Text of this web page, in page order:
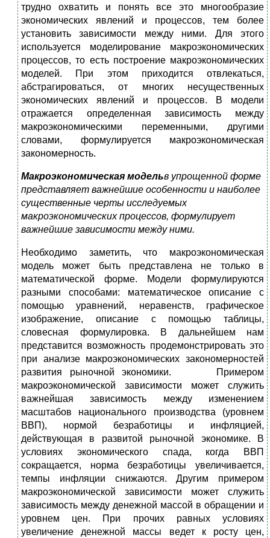
трудно охватить и понять все это многообразие
экономических явлений и процессов, тем более
установить зависимости между ними. Для этого
используется моделирование макроэкономических
процессов, то есть построение макроэкономических
моделей. При этом приходится отвлекаться,
абстрагироваться, от многих несущественных
экономических явлений и процессов. В модели
отражается определенная зависимость между
макроэкономическими переменными, другими
словами, формулируется макроэкономическая
закономерность.
Макроэкономическая модельв упрощенной форме
представляет важнейшие особенности и наиболее
существенные черты исследуемых
макроэкономических процессов, формулирует
важнейшие зависимости между ними.
Необходимо заметить, что макроэкономическая
модель может быть представлена не только в
математической форме. Модели формулируются
разными способами: математическое описание с
помощью уравнений, неравенств, графическое
изображение, описание с помощью таблицы,
словесная формулировка. В дальнейшем нам
представится возможность продемонстрировать это
при анализе макроэкономических закономерностей
развития рыночной экономики. Примером
макроэкономической зависимости может служить
важнейшая зависимость между изменением
масштабов национального производства (уровнем
ВВП), нормой безработицы и инфляцией,
действующая в развитой рыночной экономике. В
условиях экономического спада, когда ВВП
сокращается, норма безработицы увеличивается,
темпы инфляции снижаются. Другим примером
макроэкономической зависимости может служить
зависимость между денежной массой в обращении и
уровнем цен. При прочих равных условиях
увеличение денежной массы ведет к росту цен,